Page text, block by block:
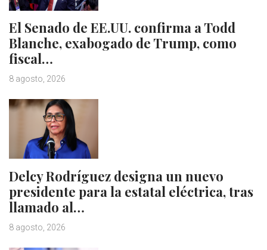
El Senado de EE.UU. confirma a Todd
Blanche, exabogado de Trump, como
fiscal…
8 agosto, 2026
Delcy Rodríguez designa un nuevo
presidente para la estatal eléctrica, tras
llamado al…
8 agosto, 2026